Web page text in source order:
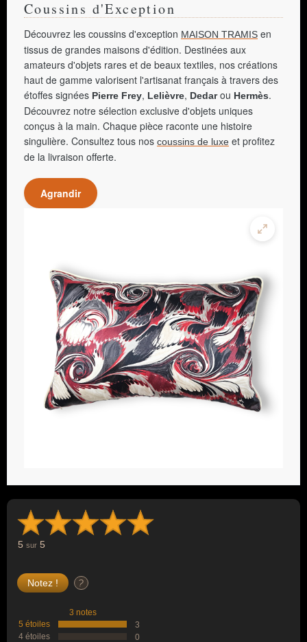
Coussins d'Exception
Découvrez les coussins d'exception MAISON TRAMIS en
tissus de grandes maisons d'édition. Destinées aux
amateurs d'objets rares et de beaux textiles, nos créations
haut de gamme valorisent l'artisanat français à travers des
étoffes signées Pierre Frey, Lelièvre, Dedarou Hermès.
Découvrez notre sélection exclusive d'objets uniques
conçus à la main. Chaque pièce raconte une histoire
singulière. Consultez tous nos coussins de luxe et profitez
de la livraison offerte.
Agrandir
5 sur 5
?
3 notes
5 étoiles
3
4 étoiles
0